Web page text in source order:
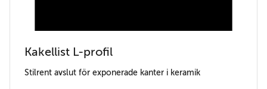
Kakellist L-profil
Stilrent avslut för exponerade kanter i keramik